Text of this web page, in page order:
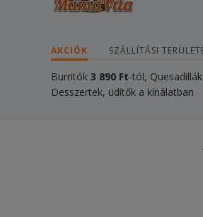
AKCIÓK SZÁLLÍTÁSI
Burritók 3 890 Ft-tól, Quesadillák
Desszertek, üdítők a kínálatban